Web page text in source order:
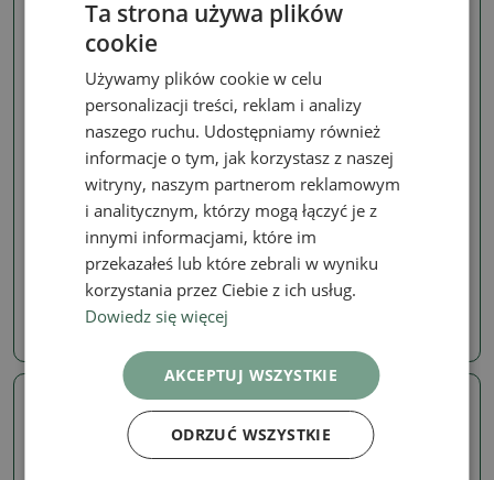
Bonsai ogrodowe –
potentilla fruticosa –
1565-VB2026-2688
Bonsai zewnętrzne -
Potentila fruticosa
SKU:1560-VB2026-2527
Prawdziwe zdjęcie
Ta strona używa plików
cookie
Używamy plików cookie w celu
personalizacji treści, reklam i analizy
naszego ruchu. Udostępniamy również
informacje o tym, jak korzystasz z naszej
witryny, naszym partnerom reklamowym
i analitycznym, którzy mogą łączyć je z
innymi informacjami, które im
przekazałeś lub które zebrali w wyniku
korzystania przez Ciebie z ich usług.
Dowiedz się więcej
AKCEPTUJ WSZYSTKIE
ODRZUĆ WSZYSTKIE